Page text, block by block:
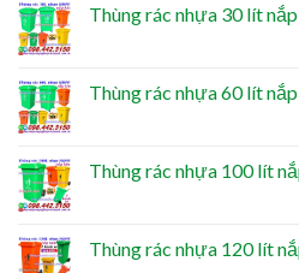
Thùng rác nhựa 30 lít
Thùng rác nhựa 60 lít
Thùng rác nhựa 100 lít
Thùng rác nhựa 120 lít